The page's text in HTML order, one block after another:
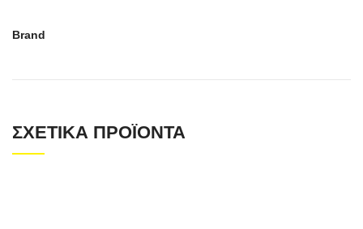
Brand
ΣΧΕΤΙΚΆ ΠΡΟΪΌΝΤΑ